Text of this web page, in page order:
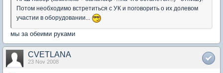
Потом необходимо встретиться с УК и поговорить о их долевом
участии в оборудовании...
мы за обеими руками
CVETLANA
23 Nov 2008